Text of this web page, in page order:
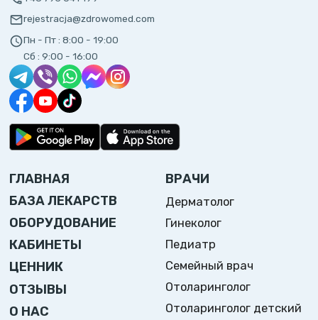
rejestracja@zdrowomed.com
Пн - Пт : 8:00 - 19:00
Сб : 9:00 - 16:00
ГЛАВНАЯ
БАЗА ЛЕКАРСТВ
ОБОРУДОВАНИЕ
КАБИНЕТЫ
ЦЕННИК
ОТЗЫВЫ
О НАС
ВРАЧИ
Дерматолог
Гинеколог
Педиатр
Семейный врач
Отоларинголог
Отоларинголог детский